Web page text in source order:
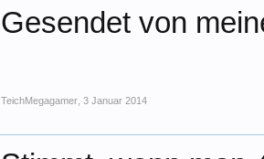
Gesendet von
TeichMegagamer 3 Januar 2014